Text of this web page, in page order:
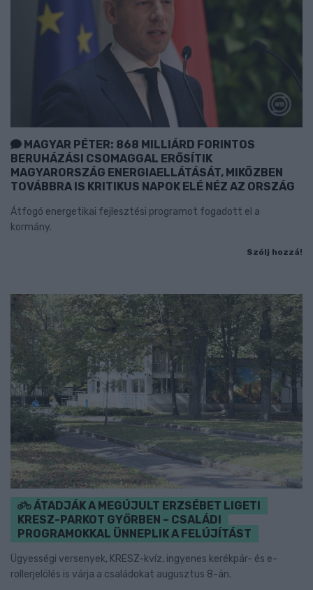
MAGYAR PÉTER: 868 MILLIÁRD FORINTOS
BERUHÁZÁSI CSOMAGGAL ERŐSÍTIK
MAGYARORSZÁG ENERGIAELLÁTÁSÁT, MIKÖZBEN
TOVÁBBRA IS KRITIKUS NAPOK ELÉ NÉZ AZ ORSZÁG
Átfogó energetikai fejlesztési programot fogadott el a
kormány.
Szólj hozzá!
ÁTADJÁK A MEGÚJULT ERZSÉBET LIGETI
KRESZ-PARKOT GYŐRBEN – CSALÁDI
PROGRAMOKKAL ÜNNEPLIK A FELÚJÍTÁST
Ügyességi versenyek, KRESZ-kvíz, ingyenes kerékpár- és e-
rollerjelölés is várja a családokat augusztus 8-án.